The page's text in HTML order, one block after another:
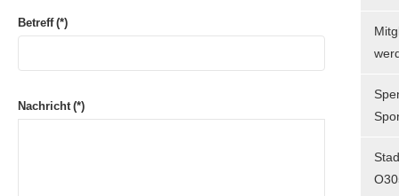
Betreff (*)
Nachricht (*)